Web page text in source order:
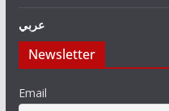
عربي
Newsletter
Email